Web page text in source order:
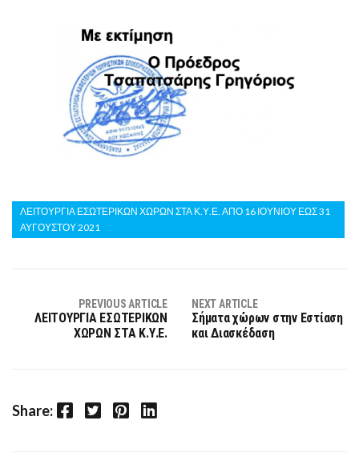
ΛΕΙΤΟΥΡΓΙΑ ΕΣΩΤΕΡΙΚΩΝ ΧΩΡΩΝ ΣΤΑ Κ.Υ.Ε. ΑΠΟ 16 ΙΟΥΝΙΟΥ ΕΩΣ 31
ΑΥΓΟΥΣΤΟΥ 2021
PREVIOUS ARTICLE
ΛΕΙΤΟΥΡΓΙΑ ΕΣΩΤΕΡΙΚΩΝ
ΧΩΡΩΝ ΣΤΑ Κ.Υ.Ε.
NEXT ARTICLE
Σήματα χώρων στην Εστίαση
και Διασκέδαση
Share: Facebook Twitter Pinterest LinkedIn